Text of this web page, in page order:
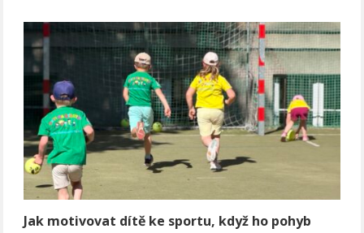
Jak motivovat dítě ke sportu, když ho pohyb